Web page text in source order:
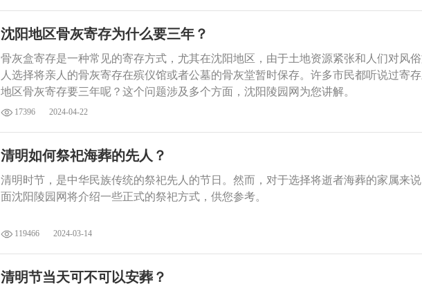
沈阳地区骨灰寄存为什么要三年？
骨灰盒寄存是一种常见的寄存方式，尤其在沈阳地区，由于土地资源紧张和人们对风
人选择将亲人的骨灰寄存在殡仪馆或者公墓的骨灰堂暂时保存。许多市民都听说过寄
地区骨灰寄存要三年呢？这个问题涉及多个方面，沈阳陵园网为您讲解。
17396 2024-04-22
清明如何祭祀海葬的先人？
清明时节，是中华民族传统的祭祀先人的节日。然而，对于选择将逝者海葬的家属来
面沈阳陵园网将介绍一些正式的祭祀方式，供您参考。
119466 2024-03-14
清明节当天可不可以安葬？